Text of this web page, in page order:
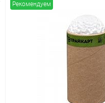
Рекомендуем